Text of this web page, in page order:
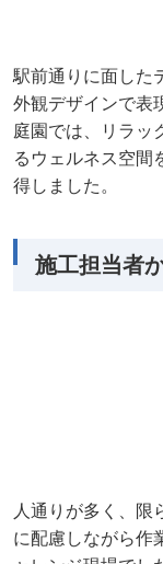
駅前通りに面した
外観デザインで表
庭園では、リラッ
るウェルネス空間
得しました。
施工担当者
人通りが多く、限
に配慮しながら作